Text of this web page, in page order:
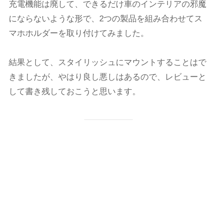
充電機能は廃して、できるだけ車のインテリアの邪魔
にならないような形で、2つの製品を組み合わせてス
マホホルダーを取り付けてみました。
結果として、スタイリッシュにマウントすることはで
きましたが、やはり良し悪しはあるので、レビューと
して書き残しておこうと思います。